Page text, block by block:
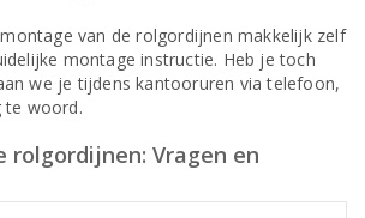
van de rolgordijnen makkelijk zelf
montage instructie. Heb je toch
we je tijdens kantooruren via telefoon,
te woord.
rolgordijnen: Vragen en